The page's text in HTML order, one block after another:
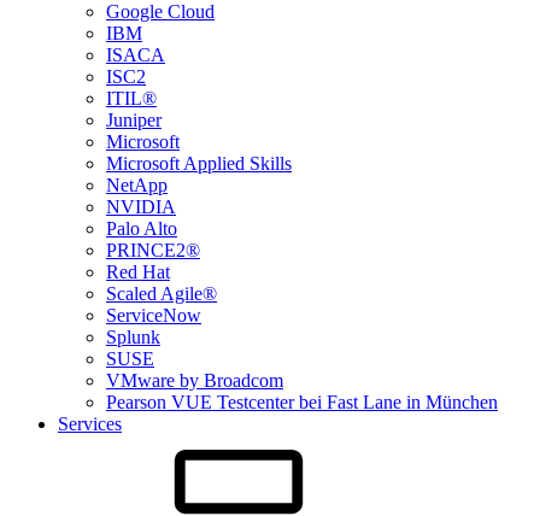
Google Cloud
IBM
ISACA
ISC2
ITIL®
Juniper
Microsoft
Microsoft Applied Skills
NetApp
NVIDIA
Palo Alto
PRINCE2®
Red Hat
Scaled Agile®
ServiceNow
Splunk
SUSE
VMware by Broadcom
Pearson VUE Testcenter bei Fast Lane in München
Services